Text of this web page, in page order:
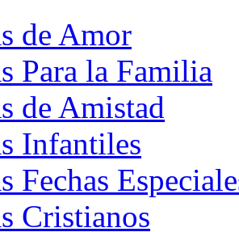
de Amor
Para la Familia
de Amistad
Infantiles
Fechas
Cristianos